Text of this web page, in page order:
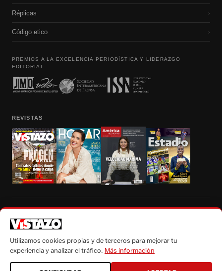
Réplicas ›
Código etico ›
PREMIOS A LA EXCELENCIA PERIODÍSTICA Y LIDERAZGO
EDITORIAL
REVISTAS
autorización escrita de su titular, de todos los contenidos de Vistazo.com.
Utilizamos cookies propias y de terceros para mejorar tu
experiencia y analizar el tráfico. Más información